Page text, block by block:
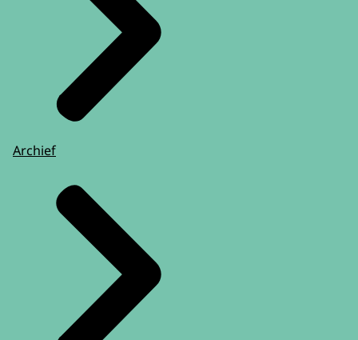
Archief